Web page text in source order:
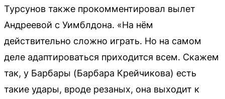
Турсунов также прокомментировал вылет
Андреевой с Уимблдона. «На нём
действительно сложно играть. Но на самом
деле адаптироваться приходится всем. Скажем
так, у Барбары (Барбара Крейчикова) есть
такие удары, вроде резаных, она выходит к